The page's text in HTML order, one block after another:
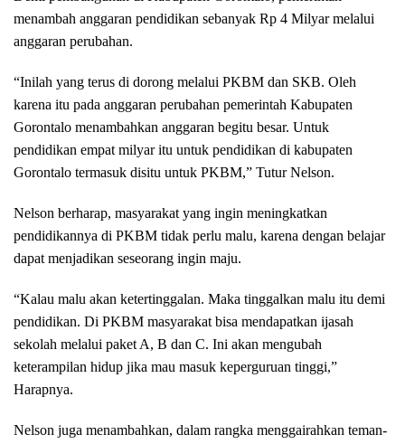
menambah anggaran pendidikan sebanyak Rp 4 Milyar melalui
anggaran perubahan.
“Inilah yang terus di dorong melalui PKBM dan SKB. Oleh
karena itu pada anggaran perubahan pemerintah Kabupaten
Gorontalo menambahkan anggaran begitu besar. Untuk
pendidikan empat milyar itu untuk pendidikan di kabupaten
Gorontalo termasuk disitu untuk PKBM,” Tutur Nelson.
Nelson berharap, masyarakat yang ingin meningkatkan
pendidikannya di PKBM tidak perlu malu, karena dengan belajar
dapat menjadikan seseorang ingin maju.
“Kalau malu akan ketertinggalan. Maka tinggalkan malu itu demi
pendidikan. Di PKBM masyarakat bisa mendapatkan ijasah
sekolah melalui paket A, B dan C. Ini akan mengubah
keterampilan hidup jika mau masuk keperguruan tinggi,”
Harapnya.
Nelson juga menambahkan, dalam rangka menggairahkan teman-